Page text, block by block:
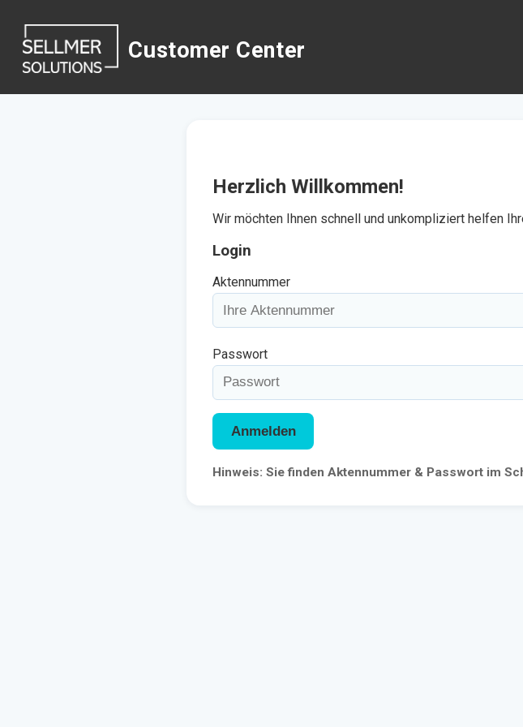
Customer Center
Herzlich Willkommen!
Wir möchten Ihnen schnell und unkompliziert helfen
Login
Aktennummer
Passwort
Anmelden
Hinweis: Sie finden Aktennummer & Passwort im